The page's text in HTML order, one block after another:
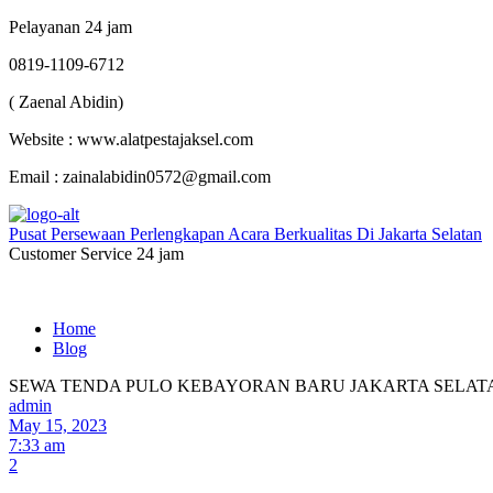
Pelayanan 24 jam
0819-1109-6712
( Zaenal Abidin)
Website : www.alatpestajaksel.com
Email : zainalabidin0572@gmail.com
Pusat Persewaan Perlengkapan Acara Berkualitas Di Jakarta Selatan
Customer Service 24 jam
Home
Blog
SEWA TENDA PULO KEBAYORAN BARU JAKARTA
admin
May 15, 2023
7:33 am
2